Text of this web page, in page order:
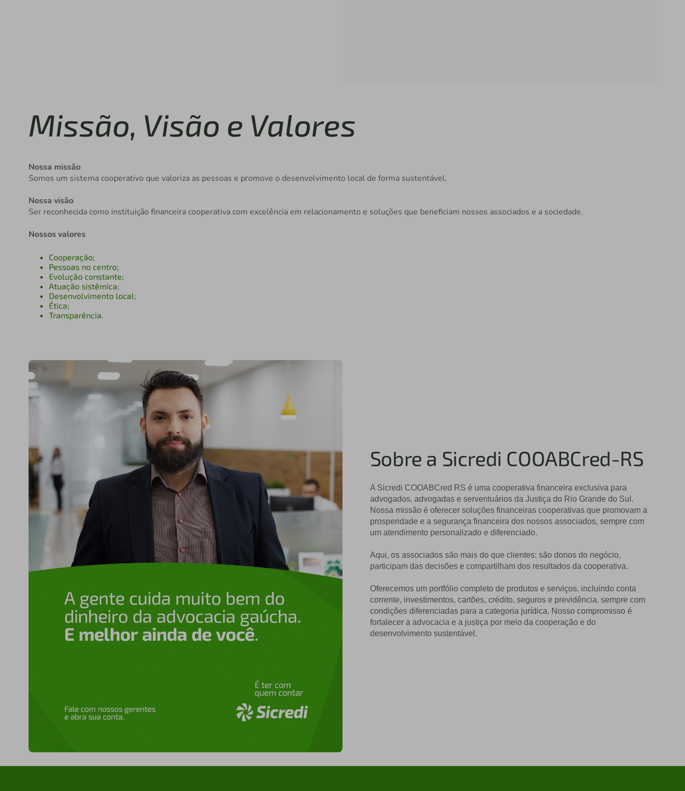
Missão, Visão e Valores
Nossa missão
Somos um sistema cooperativo que valoriza as pessoas e promove o desenvolvimento local de forma sustentável.
Nossa visão
Ser reconhecida como instituição financeira cooperativa com excelência em relacionamento e soluções que beneficiam nossos associados e a sociedade.
Nossos valores
Cooperação;
Pessoas no centro;
Evolução constante;
Atuação sistêmica;
Desenvolvimento local;
Ética;
Transparência.
Sobre a Sicredi COOABCred-RS
A Sicredi COOABCred RS é uma cooperativa financeira exclusiva para
advogados, advogadas e serventuários da Justiça do Rio Grande do Sul.
Nossa missão é oferecer soluções financeiras cooperativas que promovam a
prosperidade e a segurança financeira dos nossos associados, sempre com
um atendimento personalizado e diferenciado.
Aqui, os associados são mais do que clientes: são donos do negócio,
participam das decisões e compartilham dos resultados da cooperativa.
Oferecemos um portfólio completo de produtos e serviços, incluindo conta
corrente, investimentos, cartões, crédito, seguros e previdência, sempre com
condições diferenciadas para a categoria jurídica. Nosso compromisso é
fortalecer a advocacia e a justiça por meio da cooperação e do
desenvolvimento sustentável.